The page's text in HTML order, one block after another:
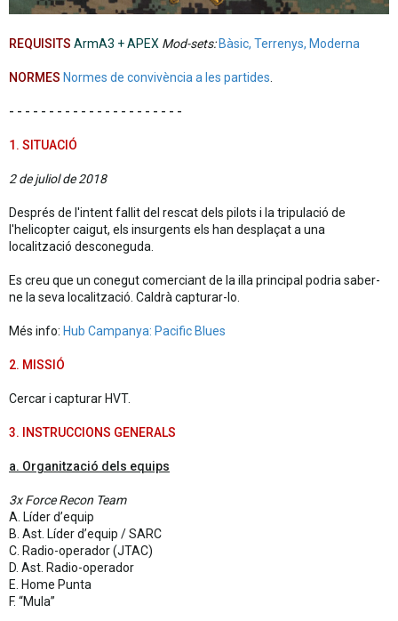
REQUISITS ArmA3 + APEX Mod-sets: Bàsic, Terrenys, Moderna
NORMES Normes de convivència a les partides.
- - - - - - - - - - - - - - - - - - - - - -
1. SITUACIÓ
2 de juliol de 2018
Després de l'intent fallit del rescat dels pilots i la tripulació de
l'helicopter caigut, els insurgents els han desplaçat a una
localització desconeguda.
Es creu que un conegut comerciant de la illa principal podria saber-
ne la seva localització. Caldrà capturar-lo.
Més info: Hub Campanya: Pacific Blues
2. MISSIÓ
Cercar i capturar HVT.
3. INSTRUCCIONS GENERALS
a. Organització dels equips
3x Force Recon Team
A. Líder d’equip
B. Ast. Líder d’equip / SARC
C. Radio-operador (JTAC)
D. Ast. Radio-operador
E. Home Punta
F. “Mula”